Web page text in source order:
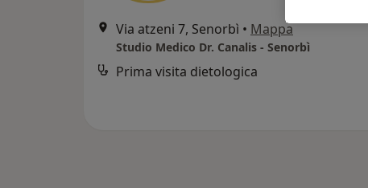
Via atzeni 7, Senorbì • Mappa
Studio Medico Dr. Canalis - Senorbì
Prima visita dietologica